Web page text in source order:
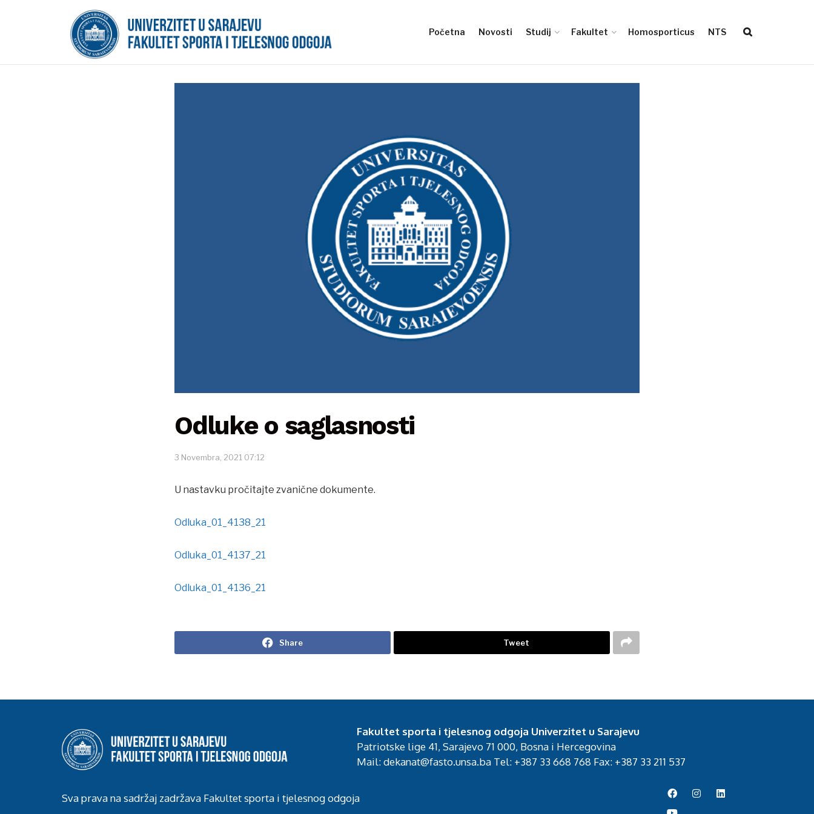
Početna Novosti Studij Fakultet Homosporticus NTS
Odluke o saglasnosti
3 Novembra, 2021 07:12
U nastavku pročitajte zvanične dokumente.
Odluka_01_4138_21
Odluka_01_4137_21
Odluka_01_4136_21
Share Tweet
Fakultet sporta i tjelesnog odgoja Univerzitet u Sarajevu
Patriotske lige 41, Sarajevo 71 000, Bosna i Hercegovina
Mail: dekanat@fasto.unsa.ba Tel: +387 33 668 768 Fax: +387 33 211 537
Sva prava na sadržaj zadržava Fakultet sporta i tjelesnog odgoja